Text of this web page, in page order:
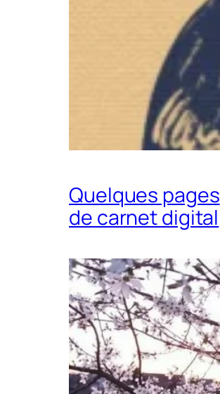
Quelques pages
de carnet digital